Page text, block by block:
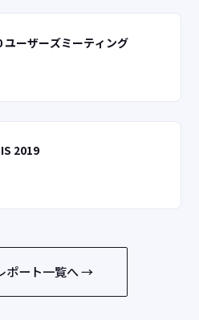
ユーザーズミーティング
2019
ポート一覧へ →